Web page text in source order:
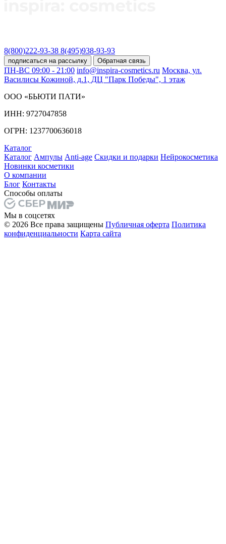
8(800)222-93-38 8(495)938-93-93
подписаться на рассылку Обратная связь
ПН-ВС 09:00 - 21:00 info@inspira-cosmetics.ru Москва, ул.
Василисы Кожиной, д.1, ДЦ "Парк Победы", 1 этаж
ООО «БЬЮТИ ПАТИ»
ИНН: 9727047858
ОГРН: 1237700636018
Каталог
Каталог Ампулы Anti-age Скидки и подарки Нейрокосметика
Новинки косметики
О компании
Блог Контакты
Способы оплаты
Мы в соцсетях
© 2026 Все права защищены Публичная оферта Политика
конфиденциальности Карта сайта